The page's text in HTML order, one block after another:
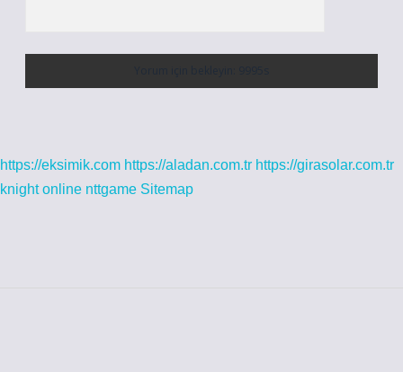
https://eksimik.com https://aladan.com.tr https://girasolar.com.tr
knight online nttgame Sitemap